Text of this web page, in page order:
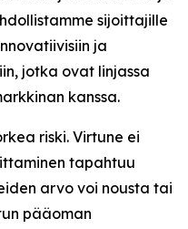
sijoittajille
ja
jotka ovat linjassa
kanssa.
riski. Virtune ei
tapahtuu
arvo voi nousta tai
pääoman